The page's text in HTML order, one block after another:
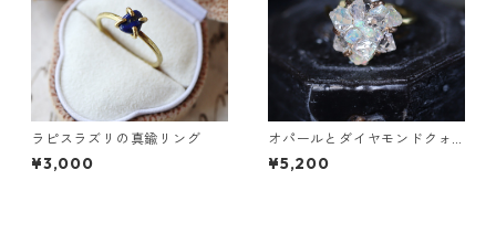
ラピスラズリの真鍮リング
¥3,000
オパールとダイヤモンドクォ
ーツのイヤーカフ
¥5,200